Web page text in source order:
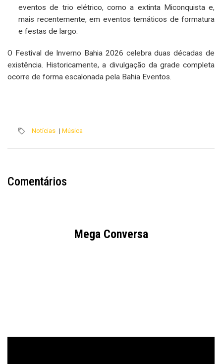
eventos de trio elétrico, como a extinta Miconquista e,
mais recentemente, em eventos temáticos de formatura
e festas de largo.
O Festival de Inverno Bahia 2026 celebra duas décadas de
existência. Historicamente, a divulgação da grade completa
ocorre de forma escalonada pela Bahia Eventos.
Notícias | Música
Comentários
Mega Conversa